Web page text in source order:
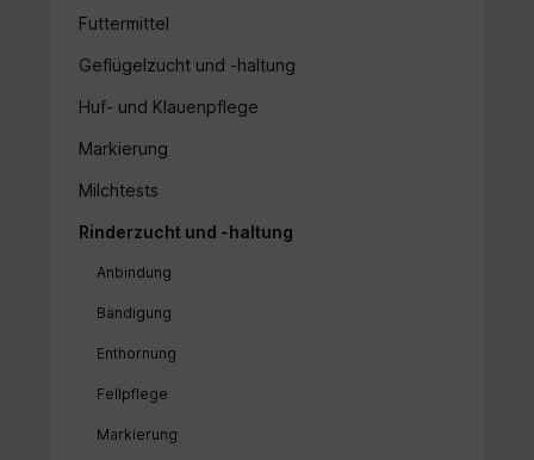
Futtermittel
Geflügelzucht und -haltung
Huf- und Klauenpflege
Markierung
Milchtests
Rinderzucht und -haltung
Anbindung
Bändigung
Enthornung
Fellpflege
Markierung